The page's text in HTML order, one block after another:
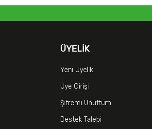
ÜYELIK
Yeni Üyelik
Üye Girişi
Şifremi Unuttum
Destek Talebi